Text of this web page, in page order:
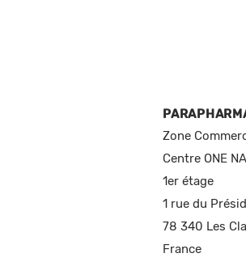
Zone
Centre ONE
1er étage
1 rue du
78 340 Les
France